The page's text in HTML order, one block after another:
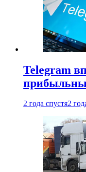
Telegram
2 года спустя2